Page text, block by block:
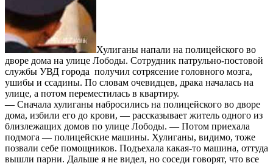
Хулиганы напали на полицейского во
дворе дома на улице Лободы. Сотрудник патрульно-постовой
службы УВД города получил сотрясение головного мозга,
ушибы и ссадины. По словам очевидцев, драка началась на
улице, а потом переместилась в квартиру.
— Сначала хулиганы набросились на полицейского во дворе
дома, избили его до крови, — рассказывает житель одного из
близлежащих домов по улице Лободы. — Потом приехала
подмога — полицейские машины. Хулиганы, видимо, тоже
позвали себе помощников. Подъехала какая-то машина, оттуда
вышли парни. Дальше я не видел, но соседи говорят, что все